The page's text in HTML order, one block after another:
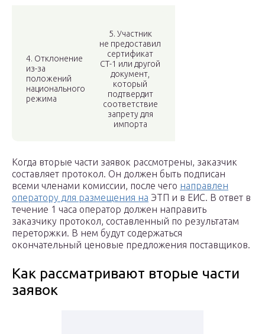
4. Отклонение
из-за
положений
национального
режима
5. Участник
не предоставил
сертификат
СТ-1 или другой
документ,
который
подтвердит
соответствие
запрету для
импорта
Когда вторые части заявок рассмотрены, заказчик
составляет протокол. Он должен быть подписан
всеми членами комиссии, после чего направлен
оператору для размещения на ЭТП и в ЕИС. В ответ в
течение 1 часа оператор должен направить
заказчику протокол, составленный по результатам
переторжки. В нем будут содержаться
окончательный ценовые предложения поставщиков.
Как рассматривают вторые части
заявок